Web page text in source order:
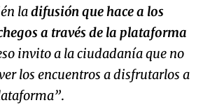
ladifusión que hace a los
a través de la plataforma
invito a la ciudadanía que no
los encuentros a disfrutarlos a
.